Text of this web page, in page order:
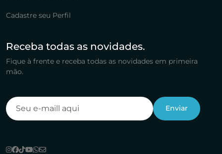
Cadastre seu Perfil
Receba todas as novidades.
Fique à frente e receba todas as novidades em primeira
mão.